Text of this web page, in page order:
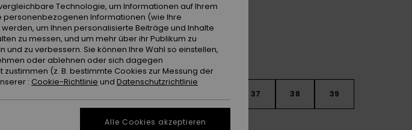
37 38 39
40
Technologie, um Informationen auf Ihrem
Informationen (wie Ihre
um Ihnen personalisierte Beiträge und Inhalte
zu messen, und um mehr über ihr Publikum zu
zu verbessern. Sie können Ihre Wahl so einstellen,
oder ablehnen oder sich dagegen
(z. B. bestimmte Cookies zur Messung der
: Cookie-Richtlinie und Datenschutzrichtlinie
Alle Cookies akzeptieren